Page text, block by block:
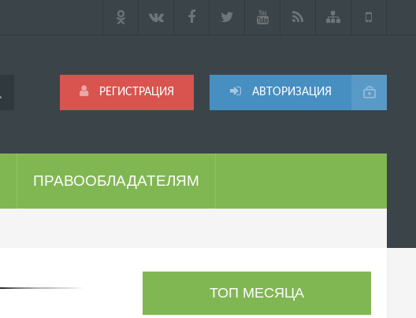
АВТОРИЗАЦИЯ
РЕГИСТРАЦИЯ
ПРАВООБЛАДАТЕЛЯМ
ТОП МЕСЯЦА